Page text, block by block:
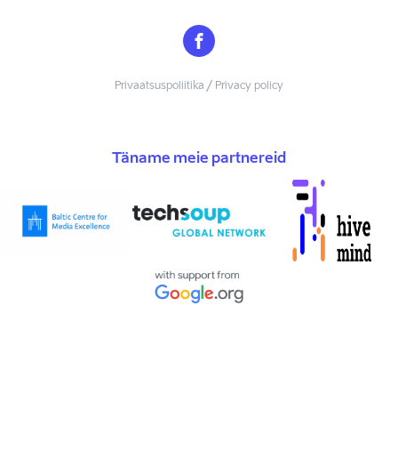
Privaatsuspoliitika / Privacy policy
Täname meie partnereid